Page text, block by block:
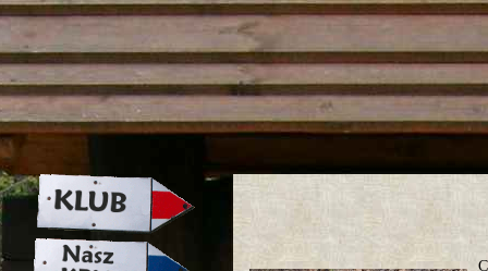
strona w naprawie zapraszamy